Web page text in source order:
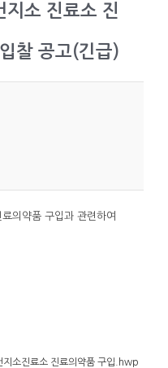
소 진료소 진
찰 공고(긴급)
의약품 구입과 관련하여
소진료소 진료의약품 구입.hwp